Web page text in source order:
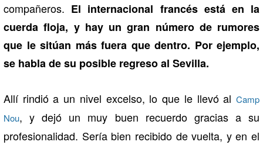
compañeros. El internacional francés está en la
cuerda floja, y hay un gran número de rumores
que le sitúan más fuera que dentro. Por ejemplo,
se habla de su posible regreso al Sevilla.
Allí rindió a un nivel excelso, lo que le llevó al Camp
Nou, y dejó un muy buen recuerdo gracias a su
profesionalidad. Sería bien recibido de vuelta, y en el